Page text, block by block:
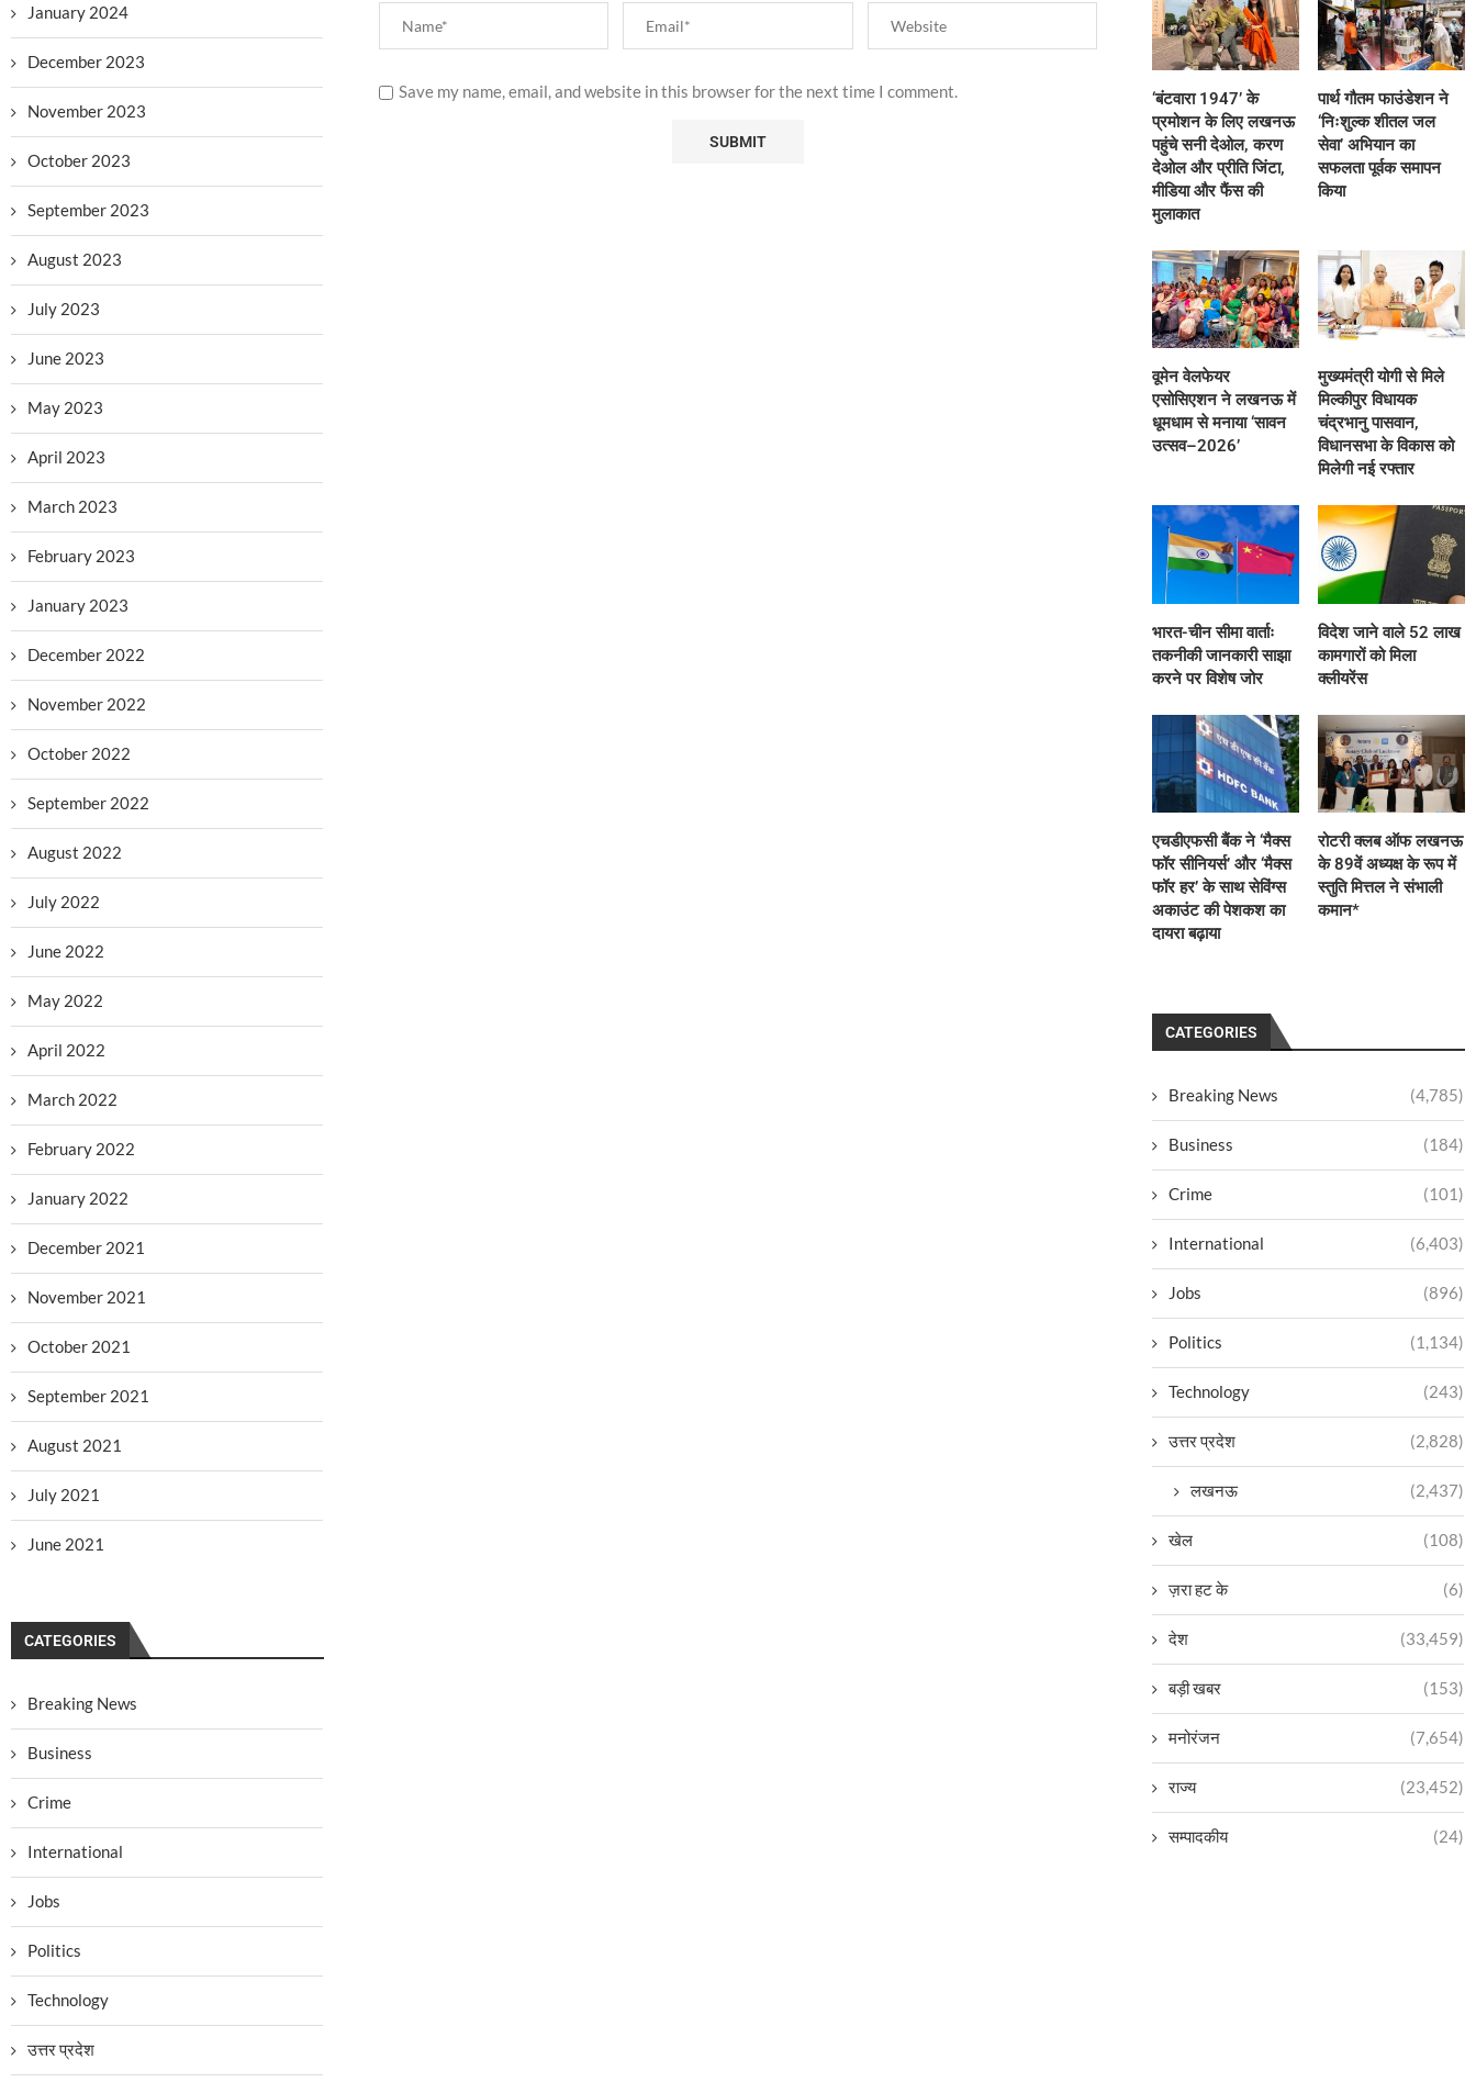
Save my name, email, and website in this browser for the next time I comment.
‘बंटवारा 1947’ के
प्रमोशन के लिए लखनऊ
पहुंचे सनी देओल, करण
देओल और प्रीति जिंटा,
मीडिया और फैंस की
मुलाकात
पार्थ गौतम फाउंडेशन ने
‘निःशुल्क शीतल जल
सेवा’ अभियान का
सफलता पूर्वक समापन
किया
वूमेन वेलफेयर
एसोसिएशन ने लखनऊ में
धूमधाम से मनाया ‘सावन
उत्सव–2026’
मुख्यमंत्री योगी से मिले
मिल्कीपुर विधायक
चंद्रभानु पासवान,
विधानसभा के विकास को
मिलेगी नई रफ्तार
भारत-चीन सीमा वार्ताः
तकनीकी जानकारी साझा
करने पर विशेष जोर
विदेश जाने वाले 52 लाख
कामगारों को मिला
क्लीयरेंस
एचडीएफसी बैंक ने ‘मैक्स
फॉर सीनियर्स’ और ‘मैक्स
फॉर हर’ के साथ सेविंग्स
अकाउंट की पेशकश का
दायरा बढ़ाया
रोटरी क्लब ऑफ लखनऊ
के 89वें अध्यक्ष के रूप में
स्तुति मित्तल ने संभाली
कमान*
CATEGORIES
Breaking News (4,785)
Business (184)
Crime (101)
International (6,403)
Jobs (896)
Politics (1,134)
Technology (243)
उत्तर प्रदेश (2,828)
लखनऊ (2,437)
खेल (108)
ज़रा हट के (6)
देश (33,459)
बड़ी खबर (153)
मनोरंजन (7,654)
राज्य (23,452)
सम्पादकीय (24)
January 2024
December 2023
November 2023
October 2023
September 2023
August 2023
July 2023
June 2023
May 2023
April 2023
March 2023
February 2023
January 2023
December 2022
November 2022
October 2022
September 2022
August 2022
July 2022
June 2022
May 2022
April 2022
March 2022
February 2022
January 2022
December 2021
November 2021
October 2021
September 2021
August 2021
July 2021
June 2021
CATEGORIES
Breaking News
Business
Crime
International
Jobs
Politics
Technology
उत्तर प्रदेश